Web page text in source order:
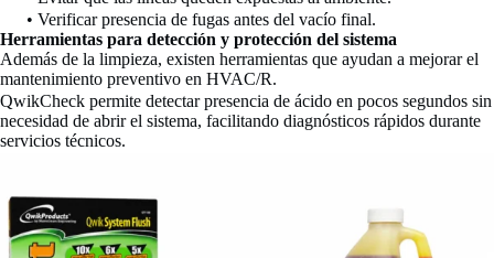
• Verificar presencia de fugas antes del vacío final.
Herramientas para detección y protección del sistema
Además de la limpieza, existen herramientas que ayudan a mejorar el
mantenimiento preventivo en HVAC/R.
QwikCheck permite detectar presencia de ácido en pocos segundos sin
necesidad de abrir el sistema, facilitando diagnósticos rápidos durante
servicios técnicos.